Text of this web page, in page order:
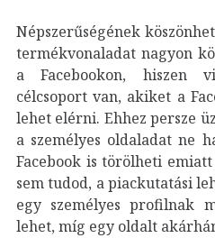
Népszerűségének
termékvonaladat nagyon
a Facebookon, hiszen
célcsoport van, akiket a
lehet elérni. Ehhez persze
a személyes oldaladat ne
Facebook is törölheti
sem tudod, a piackutatási
egy személyes profilnak
lehet, míg egy oldalt